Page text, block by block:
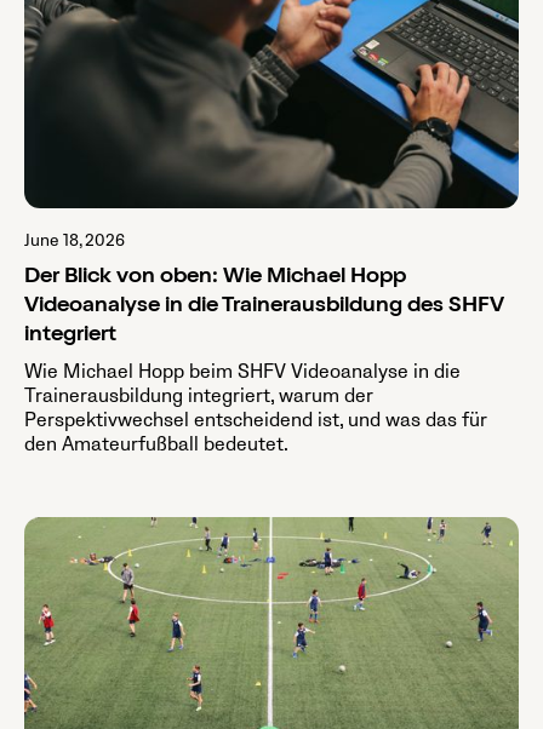
June 18, 2026
Der Blick von oben: Wie Michael Hopp
Videoanalyse in die Trainerausbildung des SHFV
integriert
Wie Michael Hopp beim SHFV Videoanalyse in die
Trainerausbildung integriert, warum der
Perspektivwechsel entscheidend ist, und was das für
den Amateurfußball bedeutet.